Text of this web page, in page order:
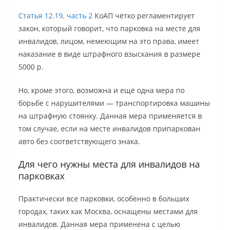
Статья 12.19, часть 2 КоАП чётко регламентирует
закон, который говорит, что парковка на месте для
инвалидов, лицом, немеющим на это права, имеет
наказание в виде штрафного взыскания в размере
5000 р.
Но, кроме этого, возможна и ещё одна мера по
борьбе с нарушителями — транспортировка машины
на штрафную стоянку. Данная мера применяется в
том случае, если на месте инвалидов припаркован
авто без соответствующего знака.
Для чего нужны места для инвалидов на
парковках
Практически все парковки, особенно в больших
городах, таких как Москва, оснащены местами для
инвалидов. Данная мера применена с целью